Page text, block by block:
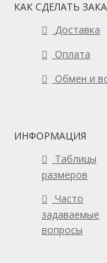
КАК СДЕЛАТЬ
Доставка
Оплата
Обмен и
ИНФОРМАЦИЯ
Таблицы
размеров
Часто
задаваемые
вопросы